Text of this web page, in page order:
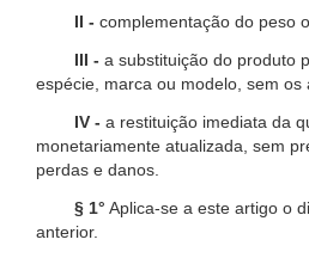
II - complementação do peso
III - a substituição do produto
espécie, marca ou modelo, sem os
IV - a restituição imediata da
monetariamente atualizada, sem
perdas e danos.
§ 1° Aplica-se a este artigo o
anterior.